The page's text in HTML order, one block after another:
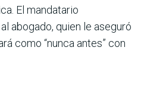
El mandatario
abogado, quien le aseguró
como “nunca antes” con